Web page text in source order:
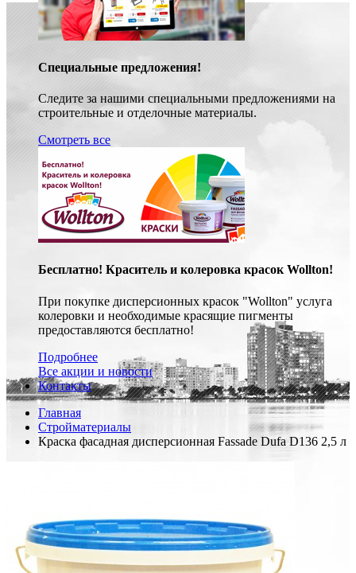
Специальные предложения!
Следите за нашими специальными предложениями на
строительные и отделочные материалы.
Смотреть все
Бесплатно! Краситель и колеровка красок Wollton!
При покупке дисперсионных красок "Wollton" услуга
колеровки и необходимые красящие пигменты
предоставляются бесплатно!
Подробнее
Все акции и новости
Контакты
Главная
Стройматериалы
Краска фасадная дисперсионная Fassade Dufa D136 2,5 л